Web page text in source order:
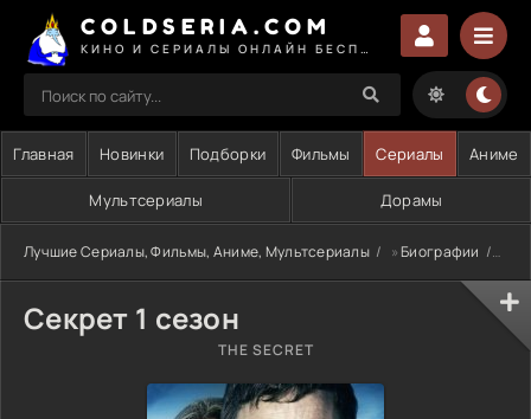
COLDSERIA.COM
Главная Новинки Подборки Фильмы Сериалы Аниме
Мультсериалы Дорамы
Лучшие Сериалы, Фильмы, Аниме, Мультсериалы »Биографии »
Секрет 1 сезон
THE SECRET